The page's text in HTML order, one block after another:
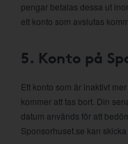
pengar betalas dessa ut
ett konto som avslutas
5. Konto på
Ett konto som är inaktivt
kommer att tas bort. Din
datum används för att
Sponsorhuset.se kan